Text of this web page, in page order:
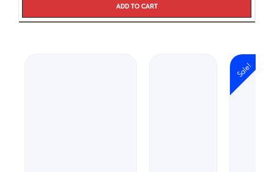
Add to cart
Sale!